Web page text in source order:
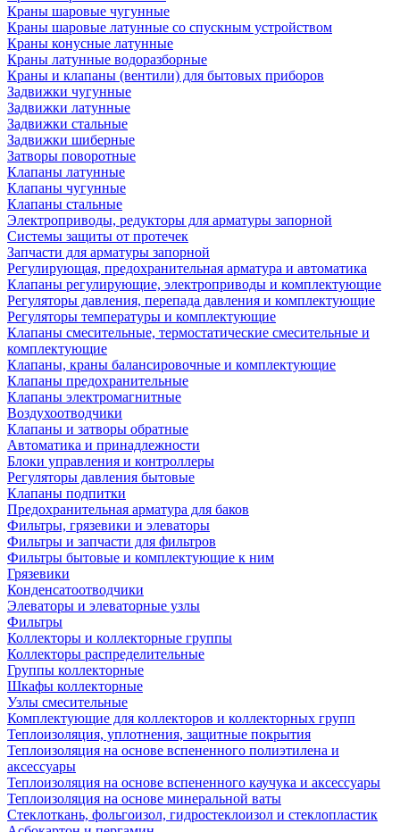
Краны шаровые чугунные
Краны шаровые латунные со спускным устройством
Краны конусные латунные
Краны латунные водоразборные
Краны и клапаны (вентили) для бытовых приборов
Задвижки чугунные
Задвижки латунные
Задвижки стальные
Задвижки шиберные
Затворы поворотные
Клапаны латунные
Клапаны чугунные
Клапаны стальные
Электроприводы, редукторы для арматуры запорной
Системы защиты от протечек
Запчасти для арматуры запорной
Регулирующая, предохранительная арматура и автоматика
Клапаны регулирующие, электроприводы и комплектующие
Регуляторы давления, перепада давления и комплектующие
Регуляторы температуры и комплектующие
Клапаны смесительные, термостатические смесительные и
комплектующие
Клапаны, краны балансировочные и комплектующие
Клапаны предохранительные
Клапаны электромагнитные
Воздухоотводчики
Клапаны и затворы обратные
Автоматика и принадлежности
Блоки управления и контроллеры
Регуляторы давления бытовые
Клапаны подпитки
Предохранительная арматура для баков
Фильтры, грязевики и элеваторы
Фильтры и запчасти для фильтров
Фильтры бытовые и комплектующие к ним
Грязевики
Конденсатоотводчики
Элеваторы и элеваторные узлы
Фильтры
Коллекторы и коллекторные группы
Коллекторы распределительные
Группы коллекторные
Шкафы коллекторные
Узлы смесительные
Комплектующие для коллекторов и коллекторных групп
Теплоизоляция, уплотнения, защитные покрытия
Теплоизоляция на основе вспененного полиэтилена и
аксессуары
Теплоизоляция на основе вспененного каучука и аксессуары
Теплоизоляция на основе минеральной ваты
Стеклоткань, фольгоизол, гидростеклоизол и стеклопластик